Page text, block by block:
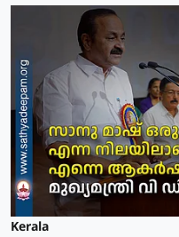
Kerala